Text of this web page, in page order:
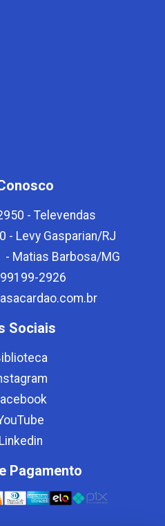
- Televendas
- Levy Gasparian/RJ
- Matias Barbosa/MG
2926
Sociais
Linkedin
Pagamento